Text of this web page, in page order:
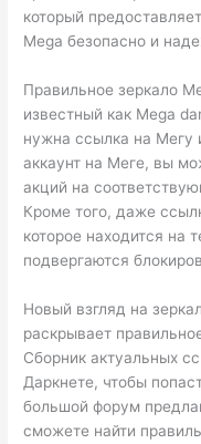
который
Mega безопасно и
Правильное зеркало
известный как Mega
нужна ссылка на Мегу
аккаунт на Меге, вы
акций на
Кроме того, даже
которое находится на
подвергаются
Новый взгляд на
раскрывает
Сборник актуальных
Даркнете, чтобы
большой форум
сможете найти